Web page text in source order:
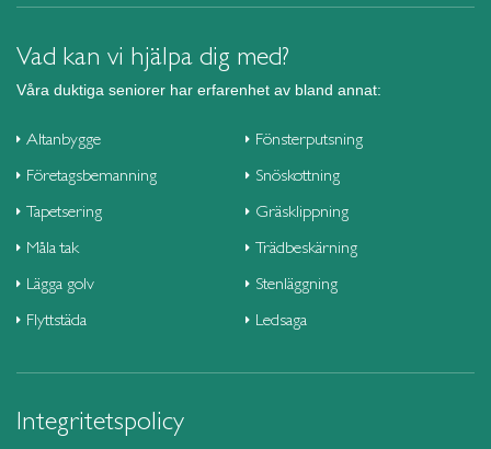
Göteborg Väst
Göteborg Öst
Halmstad
Härnösand
Härryda
Hörby
Företag
Vad kan vi hjälpa dig med?
Våra duktiga seniorer har erfarenhet av bland annat:
Altanbygge
Företagsbemanning
Tapetsering
Måla tak
Lägga golv
Flyttstäda
Fönsterputsning
Snöskottning
Gräsklippning
Trädbeskärning
Stenläggning
Ledsaga
Integritetspolicy